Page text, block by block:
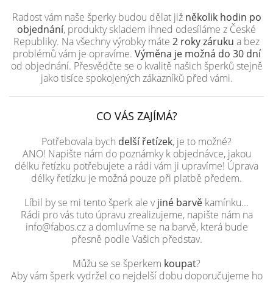
Radost vám naše šperky budou dělat již několik hodin po
objednání, produkty skladem ihned odesíláme z České
Republiky. Na všechny výrobky máte 2 roky záruku a bez
problémů vám je opravíme. Výměna je možná do 30 dní
od objednání. Přesvědčte se o kvalitě našich šperků stejně
jako tisíce spokojených zákazníků před vámi.
CO VÁS ZAJÍMÁ?
Potřebovala bych delší řetízek, je to možné?
ANO! Napište nám do poznámky k objednávce, jakou
délku řetízku potřebujete a rádi vám ji upravíme! Úprava
délky řetízku je možná pouze při platbě předem.
Líbil by se mi tento šperk ale vjiné barvě kamínku...
Rádi pro vás tuto úpravu zrealizujeme, napište nám na
info@fabos.cz a domluvíme se na barvě, která bude
přesně podle Vašich představ.
Můžu se se šperkem koupat?
Aby vám šperk vydržel co nejdelší dobu doporučujeme ho